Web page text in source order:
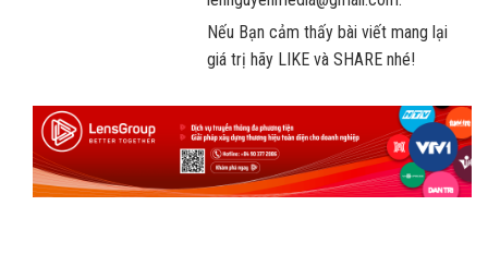
Nếu Bạn cảm thấy bài viết mang lại
giá trị hãy LIKE và SHARE nhé!